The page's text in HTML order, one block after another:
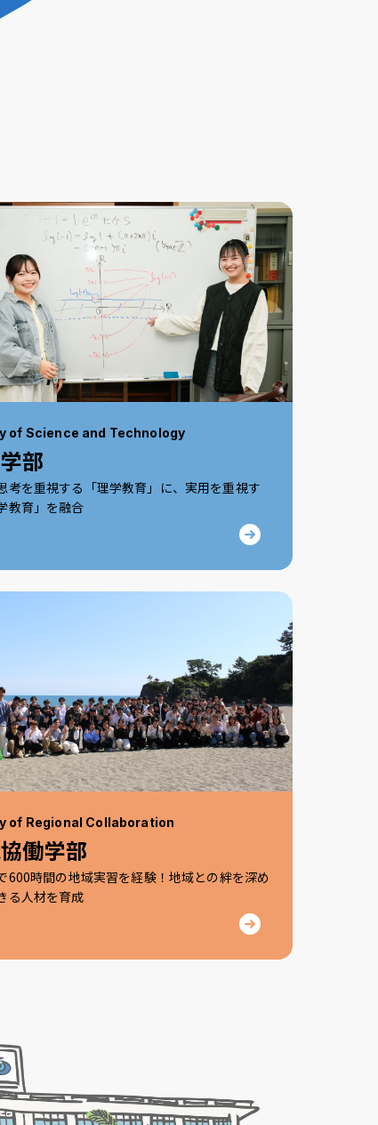
of Science and Technology
部
考を重視する「理学教育」に、実用を重視す
教育」を融合
of Regional Collaboration
働学部
600時間の地域実習を経験！地域との絆を深め
る人材を育成